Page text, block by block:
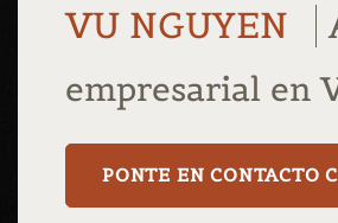
VU NGUYEN
empresarial en
PONTE EN CONTACTO